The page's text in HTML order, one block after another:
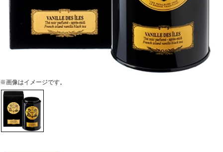
※画像はイメージです。